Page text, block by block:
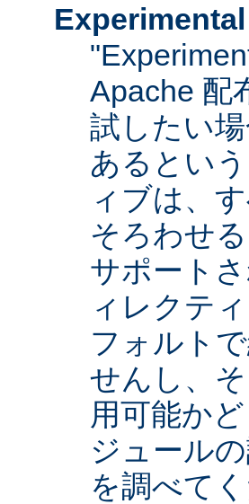
Experimental
Apache 配
試したい
あるとい
ィブは、
そろわせ
サポート
ィレクテ
フォルト
せんし、
用可能か
ジュール
を調べてく